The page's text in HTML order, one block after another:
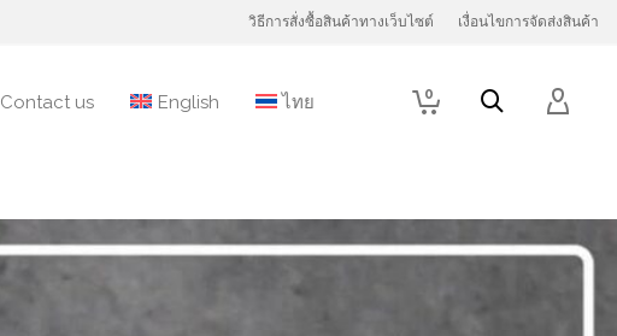
วิธีการสั่งซื้อสินค้าทางเว็บไซต์ เงื่อนไขการจัดส่งสินค้า
Contact us English ไทย 0